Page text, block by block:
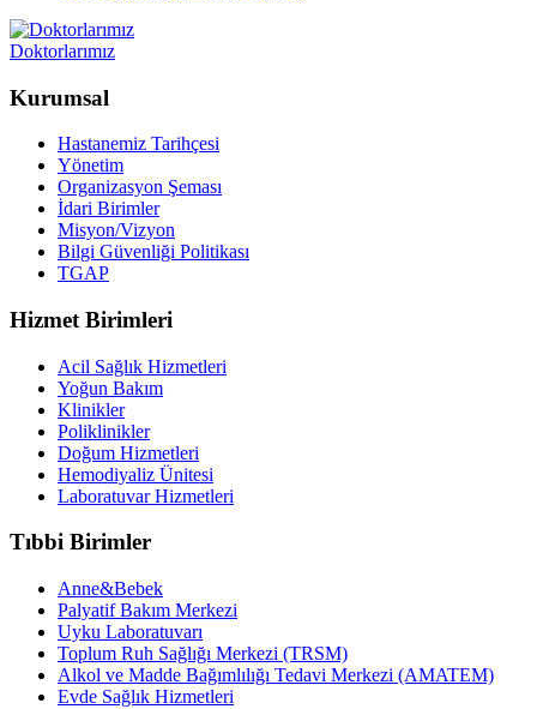
Doktorlarımız
Kurumsal
Hastanemiz Tarihçesi
Yönetim
Organizasyon Şeması
İdari Birimler
Misyon/Vizyon
Bilgi Güvenliği Politikası
TGAP
Hizmet Birimleri
Acil Sağlık Hizmetleri
Yoğun Bakım
Klinikler
Poliklinikler
Doğum Hizmetleri
Hemodiyaliz Ünitesi
Laboratuvar Hizmetleri
Tıbbi Birimler
Anne&Bebek
Palyatif Bakım Merkezi
Uyku Laboratuvarı
Toplum Ruh Sağlığı Merkezi (TRSM)
Alkol ve Madde Bağımlılığı Tedavi Merkezi (AMATEM)
Evde Sağlık Hizmetleri